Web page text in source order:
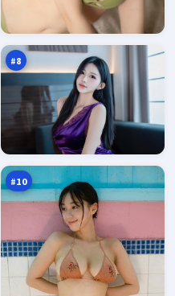
#8
案万
#10
狂
潮
秩
序
万